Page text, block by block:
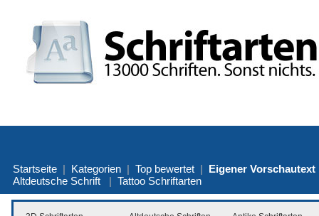
Startseite | Kategorien | Top bewertet | Eigener Vorschautext
Altdeutsche Schrift | Tattoo Schriftarten